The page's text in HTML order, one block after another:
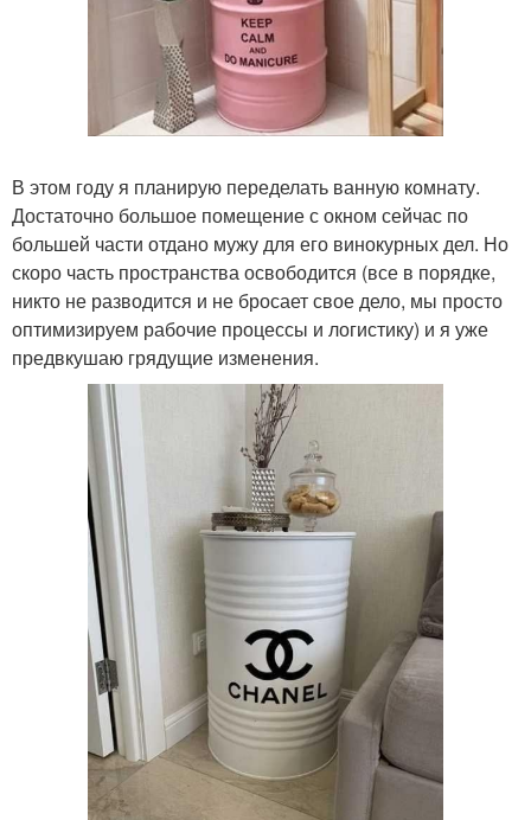
В этом году я планирую переделать ванную комнату.
Достаточно большое помещение с окном сейчас по
большей части отдано мужу для его винокурных дел. Но
скоро часть пространства освободится (все в порядке,
никто не разводится и не бросает свое дело, мы просто
оптимизируем рабочие процессы и логистику) и я уже
предвкушаю грядущие изменения.